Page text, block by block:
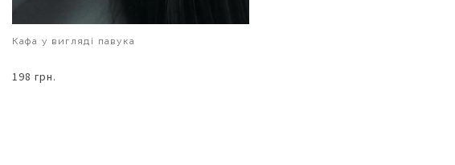
Кафа у вигляді павука
198 грн.